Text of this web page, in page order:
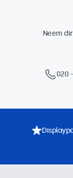
Neem
020